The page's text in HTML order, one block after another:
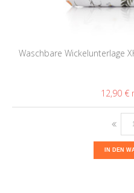
Waschbare Wickelunterlage
12,90 €
IN DEN